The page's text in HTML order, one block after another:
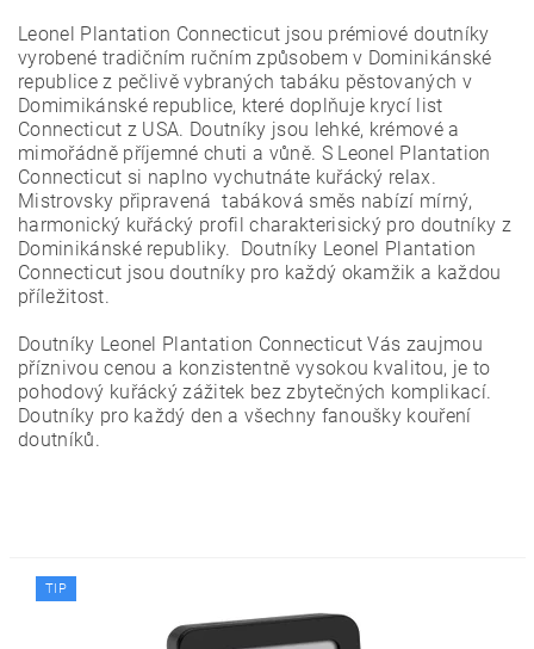
Leonel Plantation Connecticut jsou prémiové doutníky
vyrobené tradičním ručním způsobem v Dominikánské
republice z pečlivě vybraných tabáku pěstovaných v
Domimikánské republice, které doplňuje krycí list
Connecticut z USA. Doutníky jsou lehké, krémové a
mimořádně příjemné chuti a vůně. S Leonel Plantation
Connecticut si naplno vychutnáte kuřácký relax.
Mistrovsky připravená tabáková směs nabízí mírný,
harmonický kuřácký profil charakterisický pro doutníky z
Dominikánské republiky. Doutníky Leonel Plantation
Connecticut jsou doutníky pro každý okamžik a každou
příležitost.
Doutníky Leonel Plantation Connecticut Vás zaujmou
příznivou cenou a konzistentně vysokou kvalitou, je to
pohodový kuřácký zážitek bez zbytečných komplikací.
Doutníky pro každý den a všechny fanoušky kouření
doutníků.
TIP